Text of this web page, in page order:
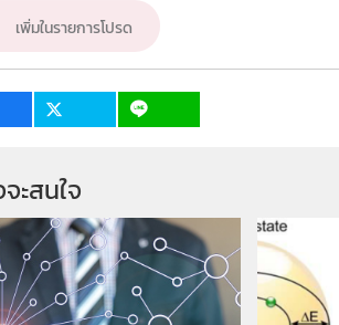
ป้าหมาย
เพิ่มในรายการโปรด
ะสนใจ